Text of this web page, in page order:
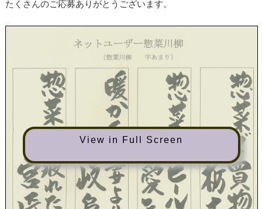
たくさんのご応募ありがとうございます。
View in Full Screen